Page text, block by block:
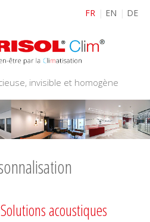
FR EN DE
invisible et homogène
acoustiques